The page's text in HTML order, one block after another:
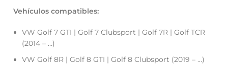
Vehículos compatibles:
VW Golf 7 GTI | Golf 7 Clubsport | Golf 7R | Golf TCR
(2014 – …)
VW Golf 8R | Golf 8 GTI | Golf 8 Clubsport (2019 – …)